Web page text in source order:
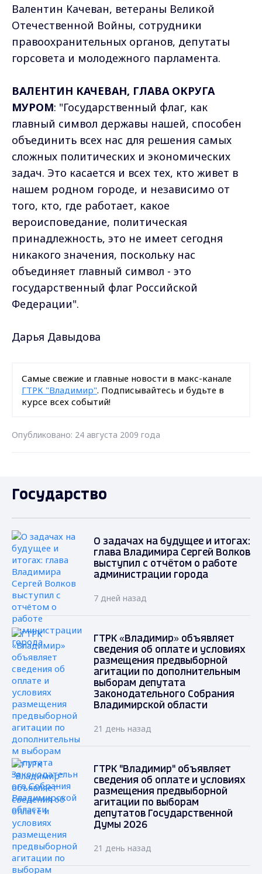
Валентин Качеван, ветераны Великой
Отечественной Войны, сотрудники
правоохранительных органов, депутаты
горсовета и молодежного парламента.
ВАЛЕНТИН КАЧЕВАН, ГЛАВА ОКРУГА
МУРОМ: "Государственный флаг, как
главный символ державы нашей, способен
объединить всех нас для решения самых
сложных политических и экономических
задач. Это касается и всех тех, кто живет в
нашем родном городе, и независимо от
того, кто, где работает, какое
вероисповедание, политическая
принадлежность, это не имеет сегодня
никакого значения, поскольку нас
объединяет главный символ - это
государственный флаг Российской
Федерации".
Дарья Давыдова
Самые свежие и главные новости в макс-канале
ГТРК "Владимир". Подписывайтесь и будьте в
курсе всех событий!
Опубликовано: 24 августа 2009 года
Государство
О задачах на будущее и итогах:
глава Владимира Сергей Волков
выступил с отчётом о работе
администрации города
7 дней назад
ГТРК «Владимир» объявляет
сведения об оплате и условиях
размещения предвыборной
агитации по дополнительным
выборам депутата
Законодательного Собрания
Владимирской области
21 день назад
ГТРК "Владимир" объявляет
сведения об оплате и условиях
размещения предвыборной
агитации по выборам
депутатов Государственной
Думы 2026
21 день назад